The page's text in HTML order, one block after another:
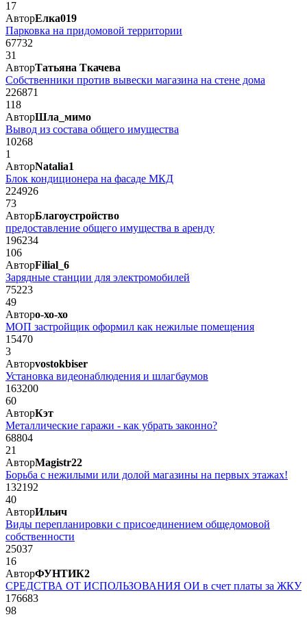
17
АвторЕлка019
Парковка на придомовой территории
67732
31
АвторТатьяна Ткачева
Собственники против вывески магазина на стене дома
226871
118
АвторШла_мимо
Вывод из состава общего имущества
10268
1
АвторNatalia1
Блок кондиционера на фасаде МКД
224926
73
АвторБлагоустройство
предоставление общего имущества в аренду
196234
106
АвторFilial_6
Зарядные станции для электромобилей
75223
49
Авторо-хо-хо
МОП застройщик оформил как нежилые помещения
15470
3
Авторvostokbiser
Установка видеонаблюдения и шлагбаумов
163200
60
АвторКэт
Металлические гаражи - как убрать законно?
68804
21
АвторMagistr22
Борьба с нежилыми или долой магазины на первых этажах!
132192
40
АвторИльич
Виды перепланировки с присоединением общедомовой
собственности
25037
16
АвторФУНТИК2
СРЕДСТВА ОТ ИСПОЛЬЗОВАНИЯ ОИ в счет платы за ЖКУ
176683
98